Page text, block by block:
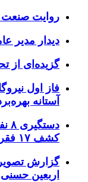
روایت صنعت
دیدار مدیر
گزیده‌ای از
فاز اول
آستانه
کشف ۱۷ فقره سرقت
گزارش
اربعین حسنی